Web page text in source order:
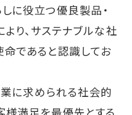
に役立つ優良製品・
り、サステナブルな社
であると認識してお
に求められる社会的